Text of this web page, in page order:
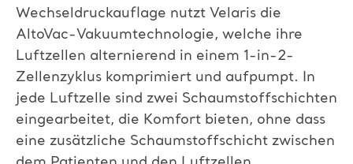
Wechseldruckauflage nutzt Velaris die
AltoVac-Vakuumtechnologie, welche ihre
Luftzellen alternierend in einem 1-in-2-
Zellenzyklus komprimiert und aufpumpt. In
jede Luftzelle sind zwei Schaumstoffschichten
eingearbeitet, die Komfort bieten, ohne dass
eine zusätzliche Schaumstoffschicht zwischen